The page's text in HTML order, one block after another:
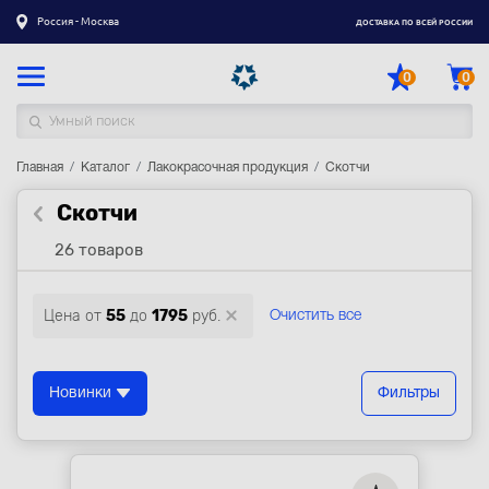
Россия - Москва ДОСТАВКА ПО ВСЕЙ РОССИИ
0 0
Каталог товаров
Регистрация|Вход
Доставка
Контакты
Акции
Главная Каталог Лакокрасочная продукция Скотчи
Скотчи
26 товаров
Цена от 55 до 1795 руб. Очистить все
Новинки Фильтры